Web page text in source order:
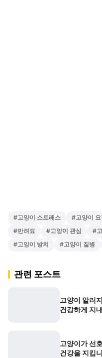
#고양이 스트레스 #고양이 요
#반려묘 #고양이 관심 #
#고양이 방치 #고양이 질병
관련 포스트
고양이 알러
건강하게 지
고양이가 선호하는
건강을 지킵